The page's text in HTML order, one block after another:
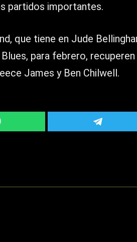
partidos importantes.
que tiene en Jude
para febrero, recuperen
James y Ben Chilwell.